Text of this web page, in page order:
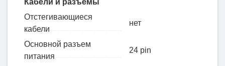
Отстегивающиеся
кабели
нет
Основной разъем
питания
24 pin